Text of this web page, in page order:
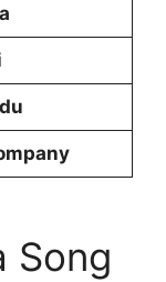
Song